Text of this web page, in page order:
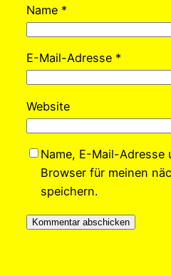
Name *
E-Mail-Adresse *
Website
Name, E-Mail-Adresse
Browser für meinen
speichern.